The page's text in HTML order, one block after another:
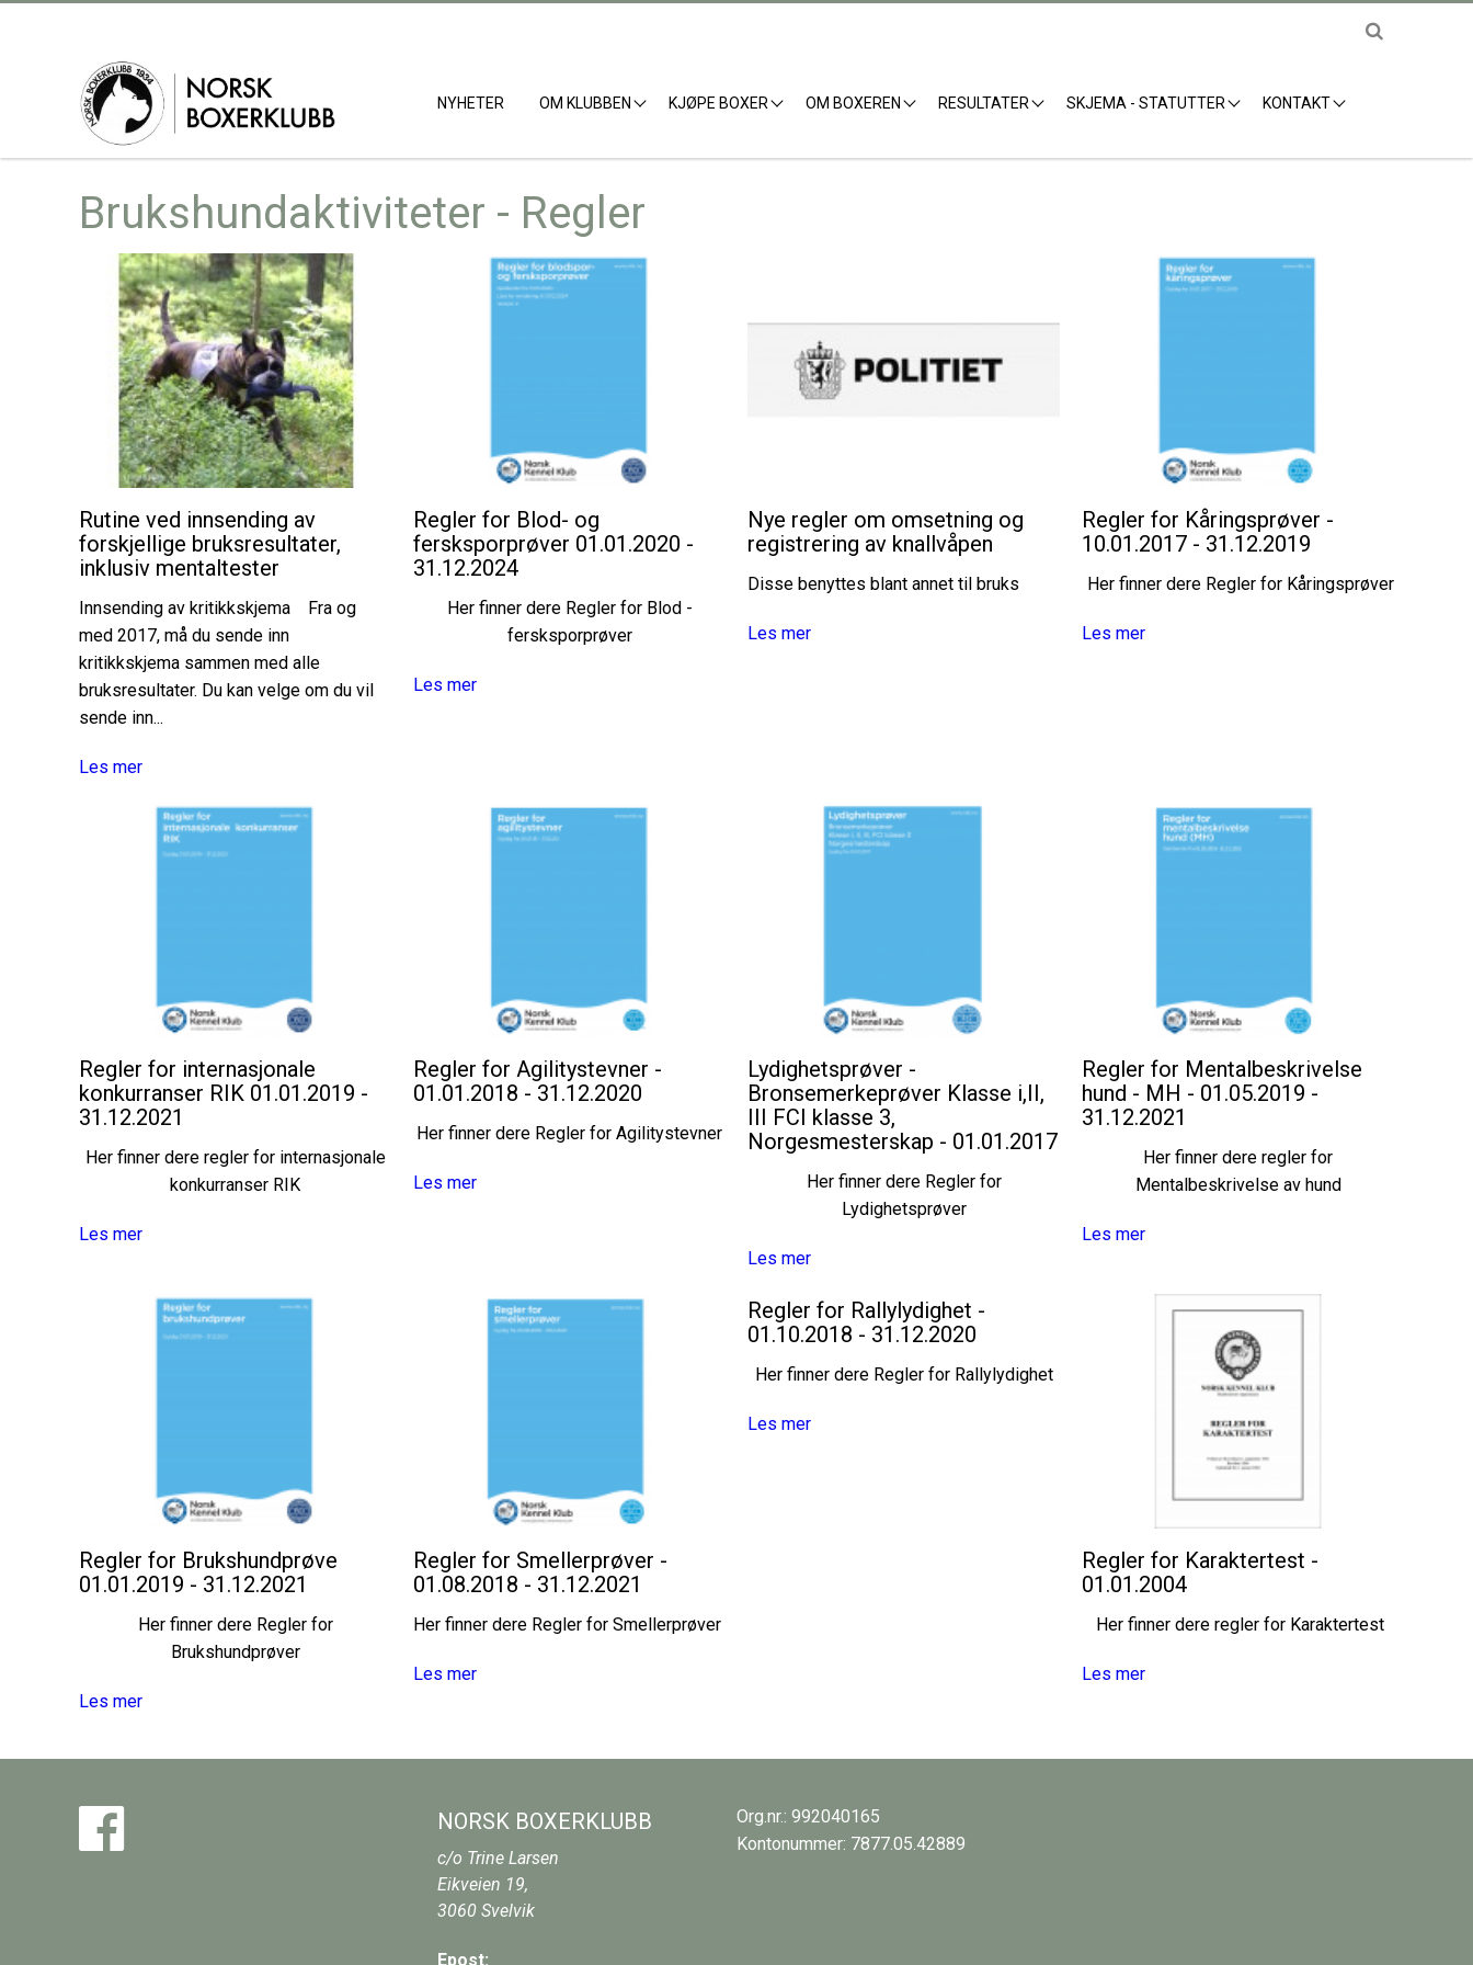
NYHETER OM KLUBBEN KJØPE BOXER OM BOXEREN RESULTATER SKJEMA - STATUTTER KONTAKT
Brukshundaktiviteter - Regler
Rutine ved innsending av
forskjellige bruksresultater,
inklusiv mentaltester
Innsending av kritikkskjema Fra og
med 2017, må du sende inn
kritikkskjema sammen med alle
bruksresultater. Du kan velge om du vil
sende inn...
Les mer
Regler for Blod- og
fersksporprøver 01.01.2020 -
31.12.2024
Her finner dere Regler for Blod -
fersksporprøver
Les mer
Nye regler om omsetning og
registrering av knallvåpen
Disse benyttes blant annet til bruks
Les mer
Regler for Kåringsprøver -
10.01.2017 - 31.12.2019
Her finner dere Regler for Kåringsprøver
Les mer
Regler for internasjonale
konkurranser RIK 01.01.2019 -
31.12.2021
Her finner dere regler for internasjonale
konkurranser RIK
Les mer
Regler for Agilitystevner -
01.01.2018 - 31.12.2020
Her finner dere Regler for Agilitystevner
Les mer
Lydighetsprøver -
Bronsemerkeprøver Klasse i,II,
III FCI klasse 3,
Norgesmesterskap - 01.01.2017
Her finner dere Regler for
Lydighetsprøver
Les mer
Regler for Mentalbeskrivelse
hund - MH - 01.05.2019 -
31.12.2021
Her finner dere regler for
Mentalbeskrivelse av hund
Les mer
Regler for Brukshundprøve
01.01.2019 - 31.12.2021
Her finner dere Regler for
Brukshundprøver
Les mer
Regler for Smellerprøver -
01.08.2018 - 31.12.2021
Her finner dere Regler for Smellerprøver
Les mer
Regler for Rallylydighet -
01.10.2018 - 31.12.2020
Her finner dere Regler for Rallylydighet
Les mer
Regler for Karaktertest -
01.01.2004
Her finner dere regler for Karaktertest
Les mer
NORSK BOXERKLUBB
c/o Trine Larsen
Eikveien 19,
3060 Svelvik
Epost:
Org.nr.: 992040165
Kontonummer: 7877.05.42889